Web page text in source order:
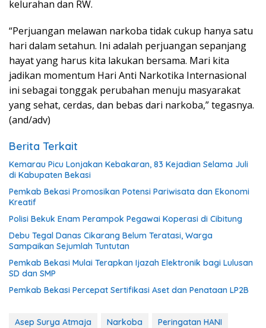
kelurahan dan RW.
“Perjuangan melawan narkoba tidak cukup hanya satu
hari dalam setahun. Ini adalah perjuangan sepanjang
hayat yang harus kita lakukan bersama. Mari kita
jadikan momentum Hari Anti Narkotika Internasional
ini sebagai tonggak perubahan menuju masyarakat
yang sehat, cerdas, dan bebas dari narkoba,” tegasnya.
(and/adv)
Berita Terkait
Kemarau Picu Lonjakan Kebakaran, 83 Kejadian Selama Juli
di Kabupaten Bekasi
Pemkab Bekasi Promosikan Potensi Pariwisata dan Ekonomi
Kreatif
Polisi Bekuk Enam Perampok Pegawai Koperasi di Cibitung
Debu Tegal Danas Cikarang Belum Teratasi, Warga
Sampaikan Sejumlah Tuntutan
Pemkab Bekasi Mulai Terapkan Ijazah Elektronik bagi Lulusan
SD dan SMP
Pemkab Bekasi Percepat Sertifikasi Aset dan Penataan LP2B
Asep Surya Atmaja Narkoba Peringatan HANI